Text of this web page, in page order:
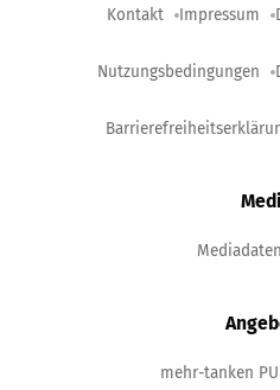
Kontakt Impressum
Nutzungsbedingungen
mehr-tanken